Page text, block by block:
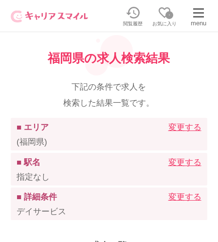
閲覧履歴
0
お気に入り menu
無料相談・お問い合わせはこちら
無料転職相談・お問い合わせの内容を
正社員／パートで働く
派遣で働く
介護の資格取得について
正社員・パートの求人を探す
福岡県の求人検索結果
下記の条件で求人を
検索した結果一覧です。
■ エリア
(福岡県)
変更する
■ 駅名
指定なし
変更する
■ 詳細条件
デイサービス
変更する